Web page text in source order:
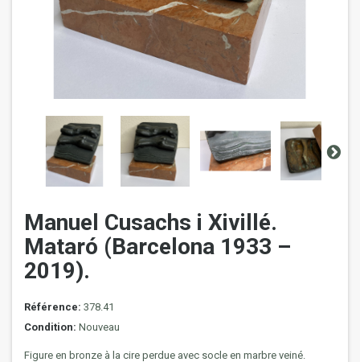
Manuel Cusachs i Xivillé.
Mataró (Barcelona 1933 –
2019).
Référence: 378.41
Condition: Nouveau
Figure en bronze à la cire perdue avec socle en marbre veiné.